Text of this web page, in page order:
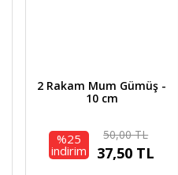
2 Rakam Mum Gümüş -
10 cm
%25
indirim
50,00 TL
37,50 TL